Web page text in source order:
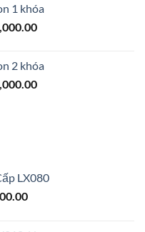
tại
là:
1 khóa
Giá
là:
₫1,300,000.00.
2 khóa
Giá
LX080
Giá